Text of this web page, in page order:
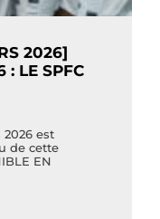
2026]
: LE SPFC
est
de cette
EN